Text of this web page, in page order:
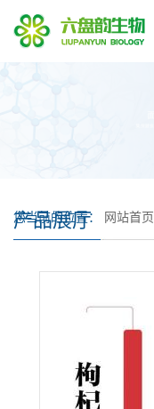
产品展厅
您当前的位置： 网站首页